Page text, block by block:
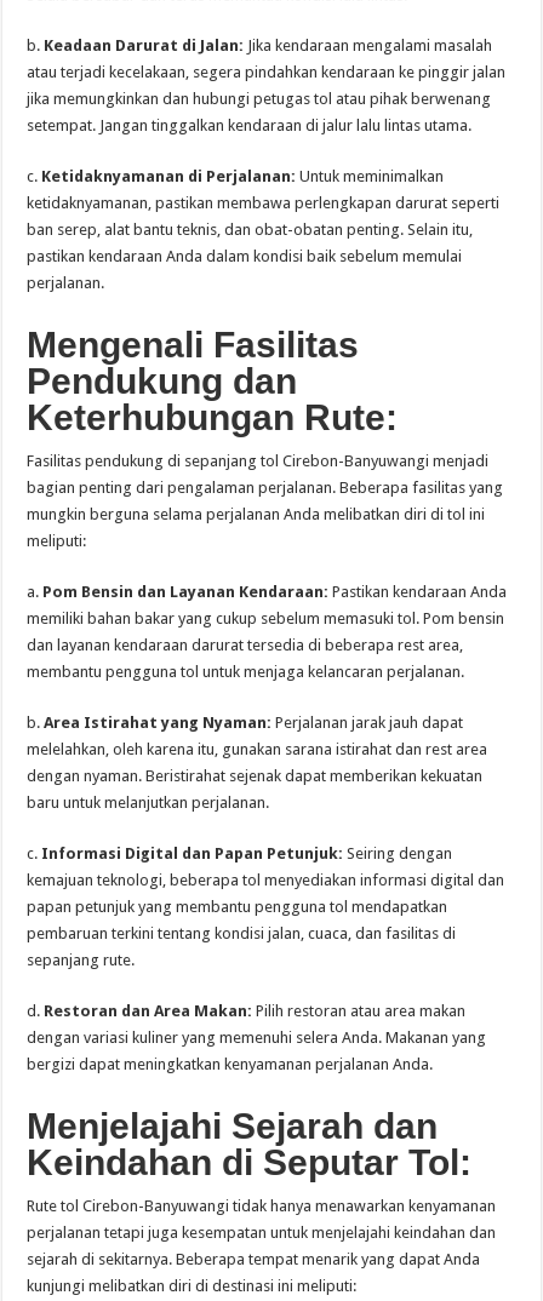
b. Keadaan Darurat di Jalan: Jika kendaraan mengalami masalah
atau terjadi kecelakaan, segera pindahkan kendaraan ke pinggir jalan
jika memungkinkan dan hubungi petugas tol atau pihak berwenang
setempat. Jangan tinggalkan kendaraan di jalur lalu lintas utama.
c. Ketidaknyamanan di Perjalanan: Untuk meminimalkan
ketidaknyamanan, pastikan membawa perlengkapan darurat seperti
ban serep, alat bantu teknis, dan obat-obatan penting. Selain itu,
pastikan kendaraan Anda dalam kondisi baik sebelum memulai
perjalanan.
Mengenali Fasilitas
Pendukung dan
Keterhubungan Rute:
Fasilitas pendukung di sepanjang tol Cirebon-Banyuwangi menjadi
bagian penting dari pengalaman perjalanan. Beberapa fasilitas yang
mungkin berguna selama perjalanan Anda melibatkan diri di tol ini
meliputi:
a. Pom Bensin dan Layanan Kendaraan: Pastikan kendaraan Anda
memiliki bahan bakar yang cukup sebelum memasuki tol. Pom bensin
dan layanan kendaraan darurat tersedia di beberapa rest area,
membantu pengguna tol untuk menjaga kelancaran perjalanan.
b.Area Istirahat yang Nyaman: Perjalanan jarak jauh dapat
melelahkan, oleh karena itu, gunakan sarana istirahat dan rest area
dengan nyaman. Beristirahat sejenak dapat memberikan kekuatan
baru untuk melanjutkan perjalanan.
c. Informasi Digital dan Papan Petunjuk: Seiring dengan
kemajuan teknologi, beberapa tol menyediakan informasi digital dan
papan petunjuk yang membantu pengguna tol mendapatkan
pembaruan terkini tentang kondisi jalan, cuaca, dan fasilitas di
sepanjang rute.
d. Restoran dan Area Makan: Pilih restoran atau area makan
dengan variasi kuliner yang memenuhi selera Anda. Makanan yang
bergizi dapat meningkatkan kenyamanan perjalanan Anda.
Menjelajahi Sejarah dan
Keindahan di Seputar Tol:
Rute tol Cirebon-Banyuwangi tidak hanya menawarkan kenyamanan
perjalanan tetapi juga kesempatan untuk menjelajahi keindahan dan
sejarah di sekitarnya. Beberapa tempat menarik yang dapat Anda
kunjungi melibatkan diri di destinasi ini meliputi: